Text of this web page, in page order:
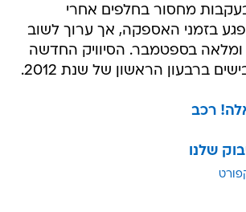
מחסור בחלפים אחרי
בזמני האספקה, אך ערוך לשוב
ומלאה בספטמבר. הסיוויק החדשה
ברבעון הראשון של שנת 2012.
רכב
שלנו